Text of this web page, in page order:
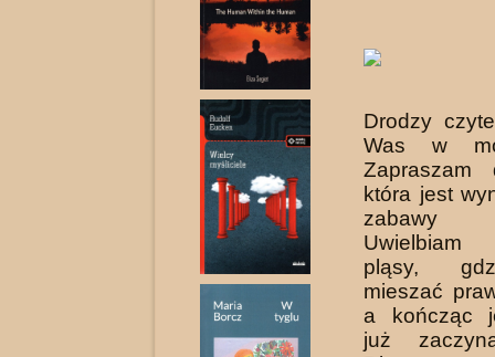
Drodzy
Was w
Zapraszam
która jest
zabawy
pląsy,
mieszać
a kończąc
już